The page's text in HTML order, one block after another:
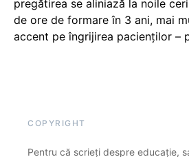
pregătirea se aliniază la noile
de ore de formare în 3 ani, mai
accent pe îngrijirea pacienților –
COPYRIGHT
Pentru că scrieți despre educație,